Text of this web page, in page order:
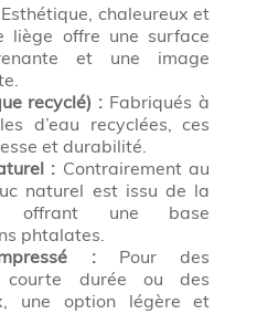
Esthétique, chaleureux et
liège offre une surface
et une image
recyclé) : Fabriqués à
d’eau recyclées, ces
et durabilité.
: Contrairement au
naturel est issu de la
offrant une base
phtalates.
:Pour des
courte durée ou des
une option légère et